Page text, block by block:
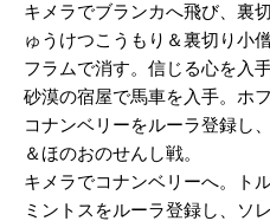
キメラでブランカへ飛び、裏
ゅうけつこうもり＆裏切り小
フラムで消す。信じる心を入手
砂漠の宿屋で馬車を入手。ホ
コナンベリーをルーラ登録し
＆ほのおのせんし戦。
キメラでコナンベリーへ。ト
ミントスをルーラ登録し、ソ